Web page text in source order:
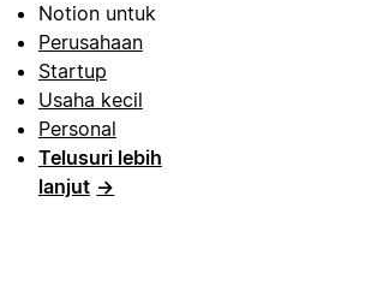
Notion untuk
Perusahaan
Startup
Usaha kecil
Personal
Telusuri lebih
lanjut →